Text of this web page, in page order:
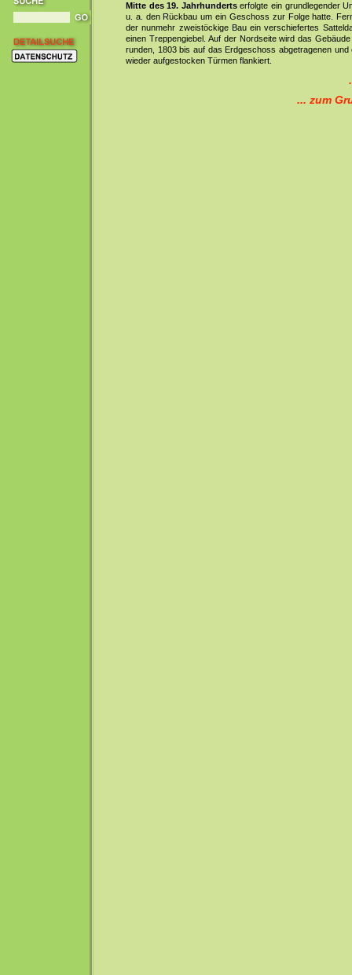
Mitte des 19. Jahrhundertserfolgte ein grundlegender
u. a. den Rückbau um ein Geschoss zur Folge hatte.
der nunmehr zweistöckige Bau ein verschiefertes
einen Treppengiebel. Auf der Nordseite wird das
runden, 1803 bis auf das Erdgeschoss abgetragenen und
wieder aufgestocken Türmen flankiert.
... zum